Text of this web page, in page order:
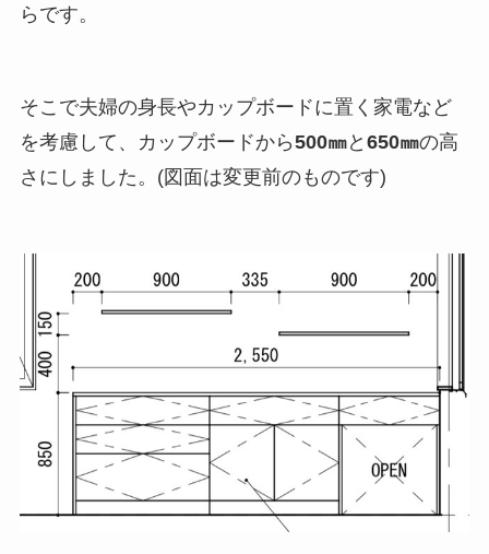
らです。
そこで夫婦の身長やカップボードに置く家電など
を考慮して、カップボードから500㎜と 650㎜の高
さにしました。(図面は変更前のものです)